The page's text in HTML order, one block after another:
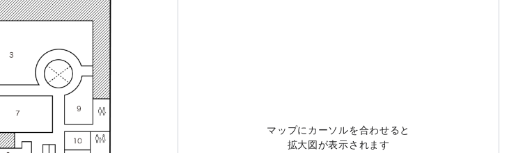
マップにカーソルを合わせると
拡大図が表示されます